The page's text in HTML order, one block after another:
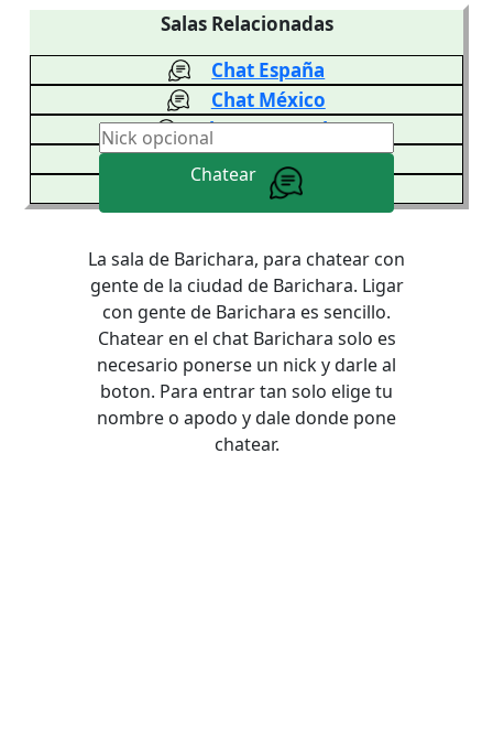
Salas Relacionadas
Chat España
Chat México
Chat Venezuela
Chat Colombia
Chat Argentina
Chatear
La sala de Barichara, para chatear con
gente de la ciudad de Barichara. Ligar
con gente de Barichara es sencillo.
Chatear en el chat Barichara solo es
necesario ponerse un nick y darle al
boton. Para entrar tan solo elige tu
nombre o apodo y dale donde pone
chatear.